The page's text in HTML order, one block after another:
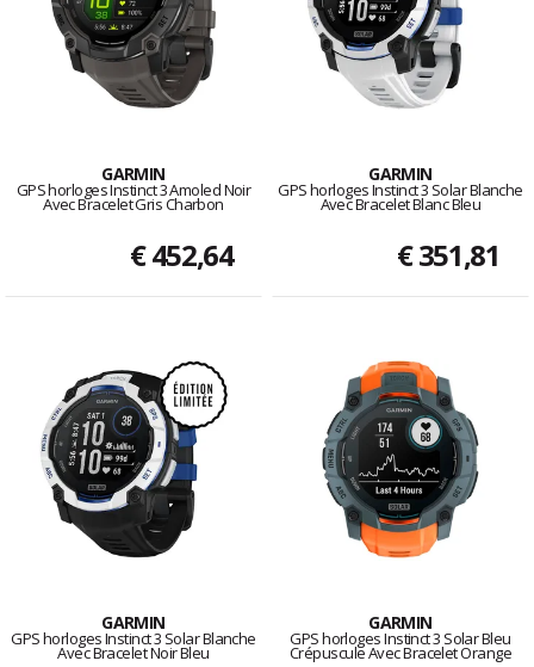
GARMIN
GPS horloges Instinct 3 Amoled Noir
Avec Bracelet Gris Charbon
€ 452,64
GARMIN
GPS horloges Instinct 3 Solar Blanche
Avec Bracelet Blanc Bleu
€ 351,81
GARMIN
GPS horloges Instinct 3 Solar Blanche
Avec Bracelet Noir Bleu
GARMIN
GPS horloges Instinct 3 Solar Bleu
Crépuscule Avec Bracelet Orange